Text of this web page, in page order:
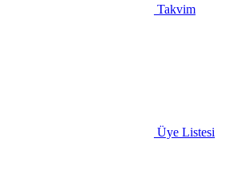
Takvim
Üye Listesi